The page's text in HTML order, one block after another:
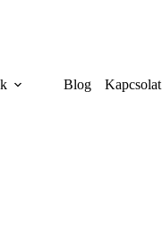
Blog Kapcsolat